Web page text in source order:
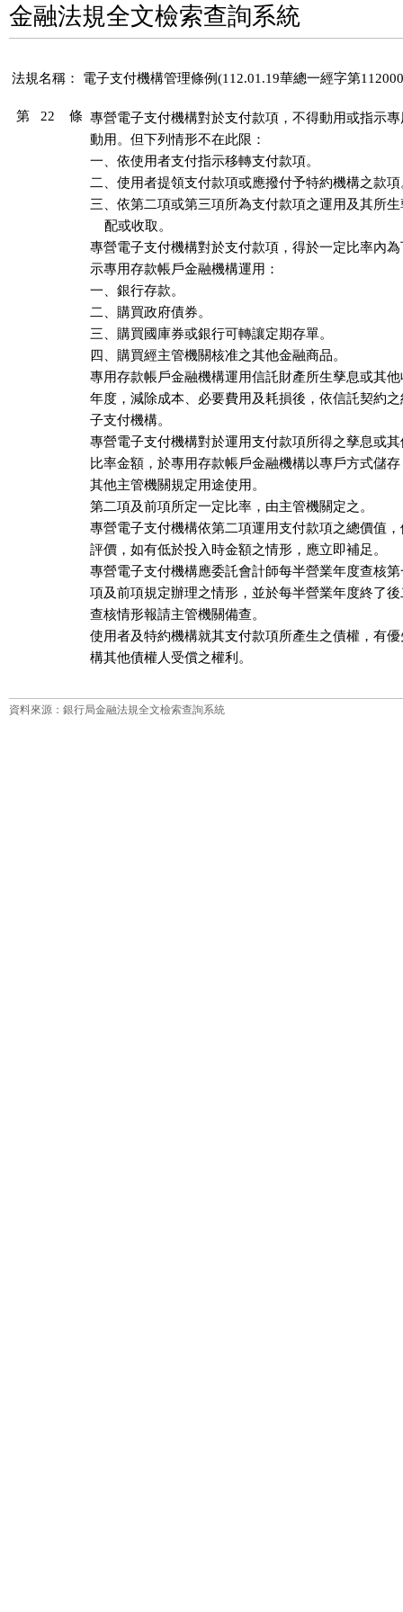
金融法規全文檢索查詢系統
法規名稱： 電子支付機構管理條例(112.01.19華總一經字第
第 22 條 專營電子支付機構對於支付款項，不得動用或指示
動用。但下列情形不在此限：
一、依使用者支付指示移轉支付款項。
二、使用者提領支付款項或應撥付予特約機構之款項
三、依第二項或第三項所為支付款項之運用及其所
    配或收取。
專營電子支付機構對於支付款項，得於一定比率內
示專用存款帳戶金融機構運用：
一、銀行存款。
二、購買政府債券。
三、購買國庫券或銀行可轉讓定期存單。
四、購買經主管機關核准之其他金融商品。
專用存款帳戶金融機構運用信託財產所生孳息或其
年度，減除成本、必要費用及耗損後，依信託契約
子支付機構。
專營電子支付機構對於運用支付款項所得之孳息或
比率金額，於專用存款帳戶金融機構以專戶方式儲
其他主管機關規定用途使用。
第二項及前項所定一定比率，由主管機關定之。
專營電子支付機構依第二項運用支付款項之總價值
評價，如有低於投入時金額之情形，應立即補足。
專營電子支付機構應委託會計師每半營業年度查核
項及前項規定辦理之情形，並於每半營業年度終了
查核情形報請主管機關備查。
使用者及特約機構就其支付款項所產生之債權，有
構其他債權人受償之權利。
資料來源：銀行局金融法規全文檢索查詢系統